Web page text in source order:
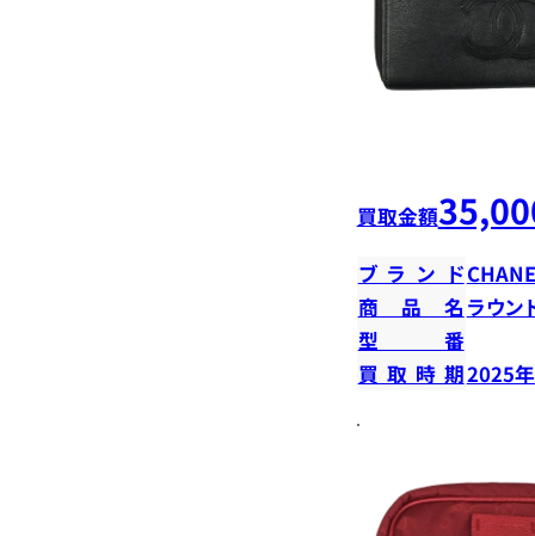
買取金額
ブランド
商品名 ラウン
型番
買取時期2025